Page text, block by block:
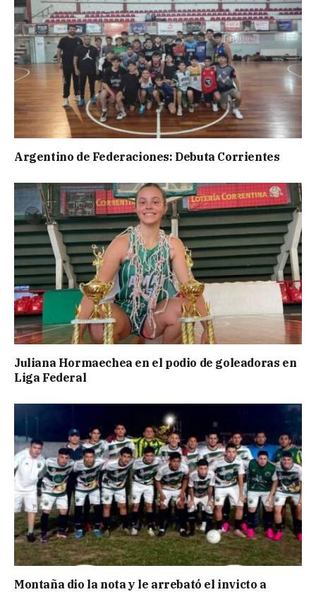
Argentino de Federaciones: Debuta Corrientes
Juliana Hormaechea en el podio de goleadoras en
Liga Federal
Montaña dio la nota y le arrebató el invicto a